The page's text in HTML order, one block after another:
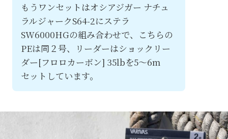
もうワンセットはオシアジガー ナチュ
ラルジャークS64-2にステラ
SW6000HGの組み合わせで、こちらの
PEは同２号、リーダーはショックリー
ダー[フロロカーボン] 35lbを5～6m
セットしています。